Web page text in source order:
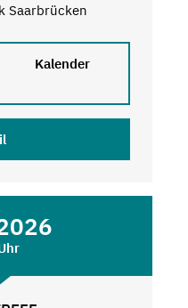
Saarbrücken
Kalender